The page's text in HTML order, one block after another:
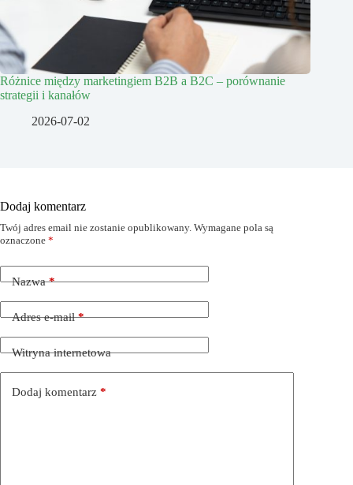
Różnice między marketingiem B2B a B2C – porównanie
strategii i kanałów
2026-07-02
Dodaj komentarz
Twój adres email nie zostanie opublikowany. Wymagane pola są
oznaczone *
Nazwa*
Adres e-mail*
Witryna internetowa
Dodaj komentarz *